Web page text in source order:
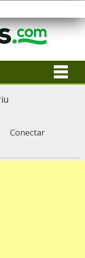
Conectar